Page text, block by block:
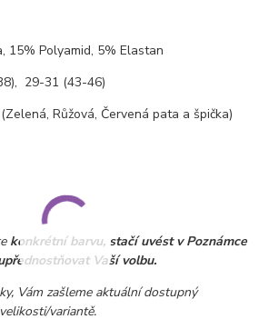
Polyamid, 5% Elastan
29-31 (43-46)
Růžová, Červená pata a špička)
konkrétní barvu, stačí uvést v Poznámce
Vaší volbu.
Vám zašleme aktuální dostupný
variantě.